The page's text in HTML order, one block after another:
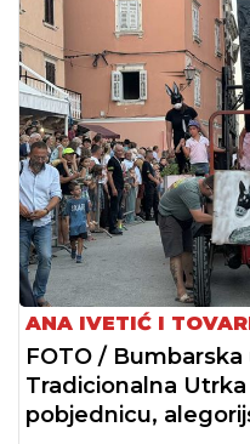
ANA IVETIĆ I
FOTO /
Tradicionalna
pobjednicu,